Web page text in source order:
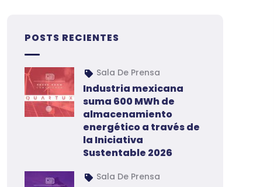
POSTS RECIENTES
Sala De Prensa
Industria mexicana
suma 600 MWh de
almacenamiento
energético a través de
la Iniciativa
Sustentable 2026
Sala De Prensa